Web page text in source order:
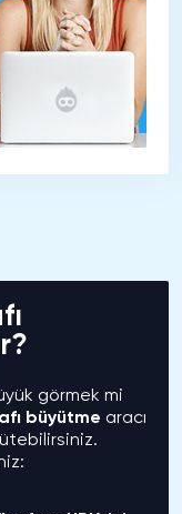
görmek mi
büyütme aracı